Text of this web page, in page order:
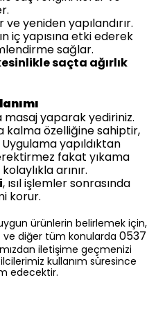
yeniden yapılandırır.
iç yapısına etki ederek
sağlar.
saçta ağırlık
masaj yaparak yediriniz.
kalma özelliğine sahiptir,
yapıldıktan
fakat yıkama
arınır.
, ısıl işlemler sonrasında
korur.
uygun ürünlerin belirlemek için,
ve diğer tüm konularda 0537
iletişime geçmenizi
kullanım süresince
edecektir.